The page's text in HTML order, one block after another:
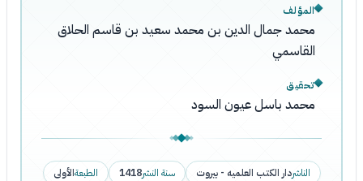
المؤلف
محمد جمال الدين بن محمد سعيد بن قاسم الحلاق
القاسمي
تحقيق
محمد باسل عيون السود
الناشردار الكتب العلميه - بيروت سنة النشر1418 الطبعةالأولى